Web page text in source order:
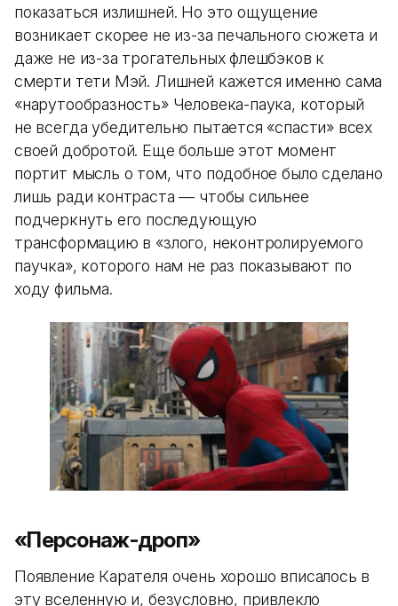
показаться излишней. Но это ощущение
возникает скорее не из-за печального сюжета и
даже не из-за трогательных флешбэков к
смерти тети Мэй. Лишней кажется именно сама
«нарутообразность» Человека-паука, который
не всегда убедительно пытается «спасти» всех
своей добротой. Еще больше этот момент
портит мысль о том, что подобное было сделано
лишь ради контраста — чтобы сильнее
подчеркнуть его последующую
трансформацию в «злого, неконтролируемого
паучка», которого нам не раз показывают по
ходу фильма.
«Персонаж-дроп»
Появление Карателя очень хорошо вписалось в
эту вселенную и, безусловно, привлекло